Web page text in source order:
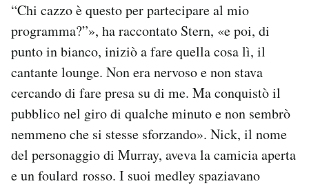
“Chi cazzo è questo per partecipare al mio
programma?”», ha raccontato Stern, «e poi, di
punto in bianco, iniziò a fare quella cosa lì, il
cantante lounge. Non era nervoso e non stava
cercando di fare presa su di me. Ma conquistò il
pubblico nel giro di qualche minuto e non sembrò
nemmeno che si stesse sforzando». Nick, il nome
del personaggio di Murray, aveva la camicia aperta
e un foulard rosso. I suoi medley spaziavano